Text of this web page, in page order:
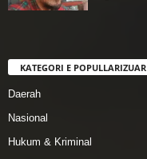
KATEGORI E POPULLARIZUAR
Daerah
Nasional
Hukum & Kriminal